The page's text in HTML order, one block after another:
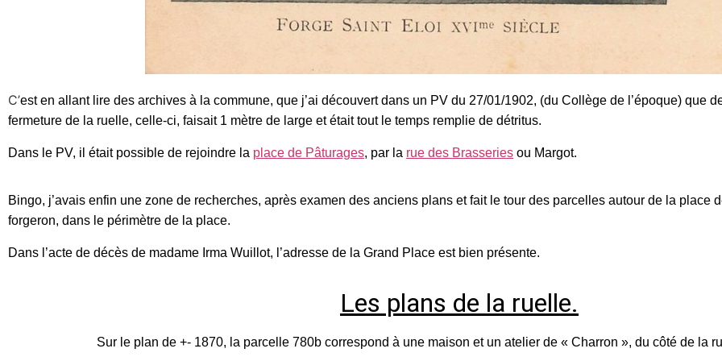
C’est en allant lire des archives à la commune, que j’ai découvert dans un PV du 27/01/1902, (du Collège de l’époque) que
fermeture de la ruelle, celle-ci, faisait 1 mètre de large et était tout le temps remplie de détritus.
Dans le PV, il était possible de rejoindre la place de Pâturages, par la rue des Brasseries ou Margot.
Bingo, j’avais enfin une zone de recherches, après examen des anciens plans et fait le tour des parcelles autour de la place
forgeron, dans le périmètre de la place.
Dans l’acte de décès de madame Irma Wuillot, l’adresse de la Grand Place est bien présente.
Les plans de la ruelle.
Sur le plan de +- 1870, la parcelle 780b correspond à une maison et un atelier de « Charron », du côté de la